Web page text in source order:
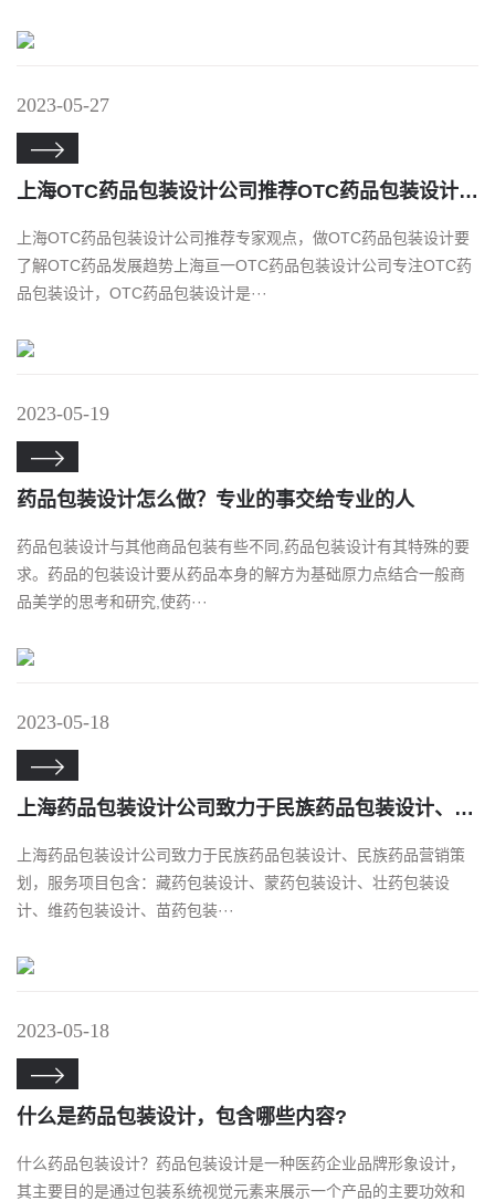
2023-05-27

上海OTC药品包装设计公司推荐OTC药品包装设计发展趋势
上海OTC药品包装设计公司推荐专家观点，做OTC药品包装设计要
了解OTC药品发展趋势上海亘一OTC药品包装设计公司专注OTC药
品包装设计，OTC药品包装设计是···
2023-05-19

药品包装设计怎么做？专业的事交给专业的人
药品包装设计与其他商品包装有些不同,药品包装设计有其特殊的要
求。药品的包装设计要从药品本身的解方为基础原力点结合一般商
品美学的思考和研究,使药···
2023-05-18

上海药品包装设计公司致力于民族药品包装设计、民族药品包装盒设计
上海药品包装设计公司致力于民族药品包装设计、民族药品营销策
划，服务项目包含：藏药包装设计、蒙药包装设计、壮药包装设
计、维药包装设计、苗药包装···
2023-05-18

什么是药品包装设计，包含哪些内容?
什么药品包装设计？药品包装设计是一种医药企业品牌形象设计，
其主要目的是通过包装系统视觉元素来展示一个产品的主要功效和